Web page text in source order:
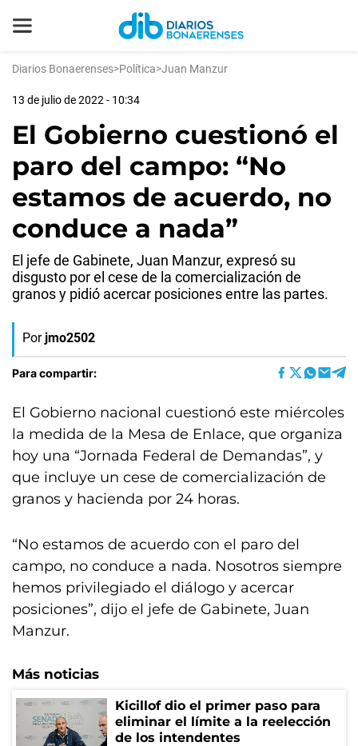
Diarios Bonaerenses>Política>Juan Manzur
13 de julio de 2022 - 10:34
El Gobierno cuestionó el
paro del campo: “No
estamos de acuerdo, no
conduce a nada”
El jefe de Gabinete, Juan Manzur, expresó su
disgusto por el cese de la comercialización de
granos y pidió acercar posiciones entre las partes.
Por jmo2502
Para compartir:
El Gobierno nacional cuestionó este miércoles
la medida de la Mesa de Enlace, que organiza
hoy una “Jornada Federal de Demandas”, y
que incluye un cese de comercialización de
granos y hacienda por 24 horas.
“No estamos de acuerdo con el paro del
campo, no conduce a nada. Nosotros siempre
hemos privilegiado el diálogo y acercar
posiciones”, dijo el jefe de Gabinete, Juan
Manzur.
Más noticias
Kicillof dio el primer paso para
eliminar el límite a la reelección
de los intendentes